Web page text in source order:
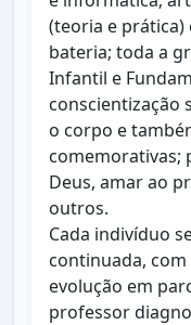
(teoria e prática)
bateria; toda a
Infantil e
conscientização
o corpo e
comemorativas;
Deus, amar ao
outros.
Cada indivíduo
continuada,
evolução em
professor